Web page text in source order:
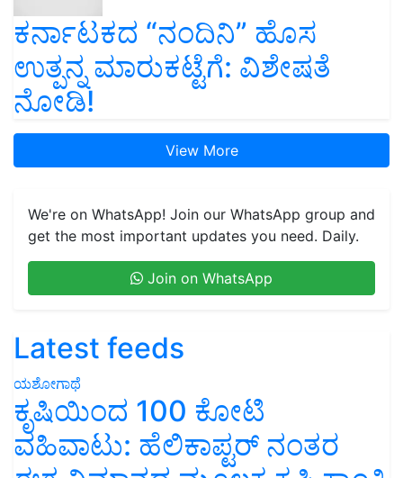
ಕರ್ನಾಟಕದ “ನಂದಿನಿ” ಹೊಸ
ಉತ್ಪನ್ನ ಮಾರುಕಟ್ಟೆಗೆ: ವಿಶೇಷತೆ
ನೋಡಿ!
View More
We're on WhatsApp! Join our WhatsApp group and
get the most important updates you need. Daily.
Join on WhatsApp
Latest feeds
ಯಶೋಗಾಥೆ
ಕೃಷಿಯಿಂದ 100 ಕೋಟಿ
ವಹಿವಾಟು: ಹೆಲಿಕಾಪ್ಟರ್ ನಂತರ